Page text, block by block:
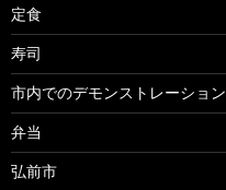
定食
寿司
市内でのデモンストレーション
弁当
弘前市